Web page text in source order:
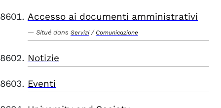
Accesso ai documenti amministrativi
Situé dans Servizi / Comunicazione
Notizie
Eventi